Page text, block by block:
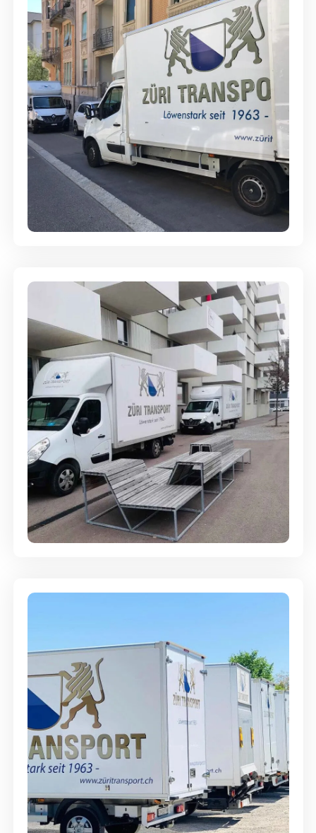
Full-Service - Für Privatumzüge
Umzugsreinigung - mit
Abgabegarantie
Möbellagerung - Alles sicher